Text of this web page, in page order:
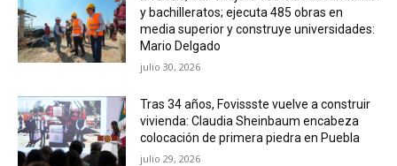
y bachilleratos; ejecuta 485 obras en
media superior y construye universidades:
Mario Delgado
julio 30, 2026
Tras 34 años, Fovissste vuelve a construir
vivienda: Claudia Sheinbaum encabeza
colocación de primera piedra en Puebla
julio 29, 2026